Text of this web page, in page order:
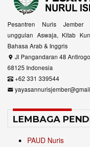
Pesantren Nuris Jember
unggulan Aswaja, Kitab
Bahasa Arab & Inggris
Jl Pangandaran 48
68125 Indonesia
+62 331 339544
LEMBAGA
PAUD Nuris